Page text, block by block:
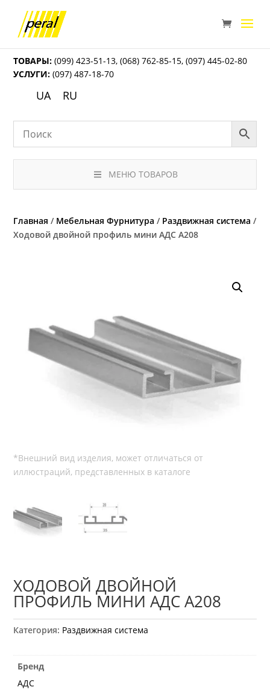
ТОВАРЫ: (099) 423-51-13,(068) 762-85-15,(097) 445-02-80
УСЛУГИ: (097) 487-18-70
UA RU
МЕНЮ ТОВАРОВ
Главная / Мебельная Фурнитура / Раздвижная система /
Ходовой двойной профиль мини АДС А208
ХОДОВОЙ ДВОЙНОЙ
ПРОФИЛЬ МИНИ АДС А208
Категория: Раздвижная система
Бренд
АДС